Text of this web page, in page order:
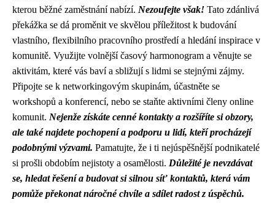
kterou běžné zaměstnání nabízí. Nezoufejte však! Tato zdánlivá
překážka se dá proměnit ve skvělou příležitost k budování
vlastního, flexibilního pracovního prostředí a hledání inspirace v
komunitě. Využijte volnější časový harmonogram a věnujte se
aktivitám, které vás baví a sbližují s lidmi se stejnými zájmy.
Připojte se k networkingovým skupinám, účastněte se
workshopů a konferencí, nebo se staňte aktivními členy online
komunit. Nejenže získáte cenné kontakty a rozšíříte si obzory,
ale také najdete pochopení a podporu u lidí, kteří procházejí
podobnými výzvami. Pamatujte, že i ti nejúspěšnější podnikatelé
si prošli obdobím nejistoty a osamělosti. Důležité je nevzdávat
se, hledat řešení a budovat si silnou síť kontaktů, která vám
pomůže překonat náročné chvíle a sdílet radost z úspěchů.